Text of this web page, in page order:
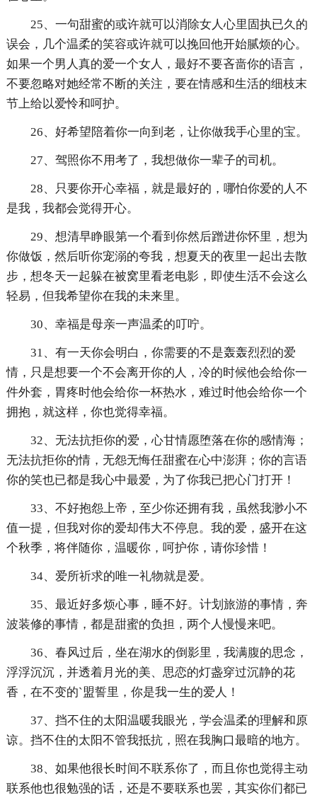
25、一句甜蜜的或许就可以消除女人心里固执已久的
误会，几个温柔的笑容或许就可以挽回他开始腻烦的心。
如果一个男人真的爱一个女人，最好不要吝啬你的语言，
不要忽略对她经常不断的关注，要在情感和生活的细枝末
节上给以爱怜和呵护。
26、好希望陪着你一向到老，让你做我手心里的宝。
27、驾照你不用考了，我想做你一辈子的司机。
28、只要你开心幸福，就是最好的，哪怕你爱的人不
是我，我都会觉得开心。
29、想清早睁眼第一个看到你然后蹭进你怀里，想为
你做饭，然后听你宠溺的夸我，想夏天的夜里一起出去散
步，想冬天一起躲在被窝里看老电影，即使生活不会这么
轻易，但我希望你在我的未来里。
30、幸福是母亲一声温柔的叮咛。
31、有一天你会明白，你需要的不是轰轰烈烈的爱
情，只是想要一个不会离开你的人，冷的时候他会给你一
件外套，胃疼时他会给你一杯热水，难过时他会给你一个
拥抱，就这样，你也觉得幸福。
32、无法抗拒你的爱，心甘情愿堕落在你的感情海；
无法抗拒你的情，无怨无悔任甜蜜在心中澎湃；你的言语
你的笑也已都是我心中最爱，为了你我已把心门打开！
33、不好抱怨上帝，至少你还拥有我，虽然我渺小不
值一提，但我对你的爱却伟大不停息。我的爱，盛开在这
个秋季，将伴随你，温暖你，呵护你，请你珍惜！
34、爱所祈求的唯一礼物就是爱。
35、最近好多烦心事，睡不好。计划旅游的事情，奔
波装修的事情，都是甜蜜的负担，两个人慢慢来吧。
36、春风过后，坐在湖水的倒影里，我满腹的思念，
浮浮沉沉，并透着月光的美、思恋的灯盏穿过沉静的花
香，在不变的`盟誓里，你是我一生的爱人！
37、挡不住的太阳温暖我眼光，学会温柔的理解和原
谅。挡不住的太阳不管我抵抗，照在我胸口最暗的地方。
38、如果他很长时间不联系你了，而且你也觉得主动
联系他也很勉强的话，还是不要联系也罢，其实你们都已